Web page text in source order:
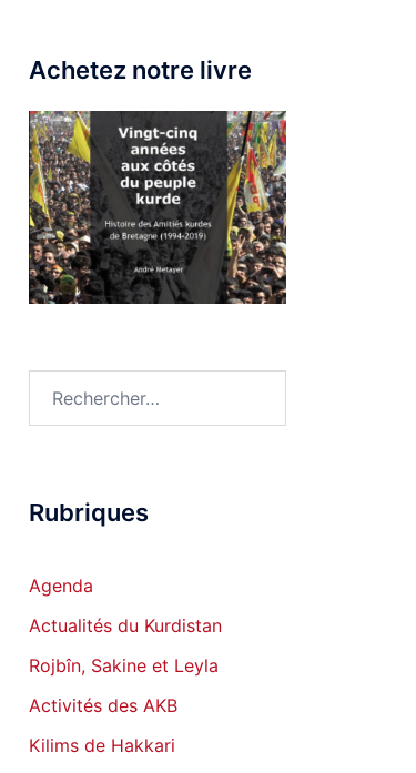
Achetez notre livre
Rubriques
Agenda
Actualités du Kurdistan
Rojbîn, Sakine et Leyla
Activités des AKB
Kilims de Hakkari